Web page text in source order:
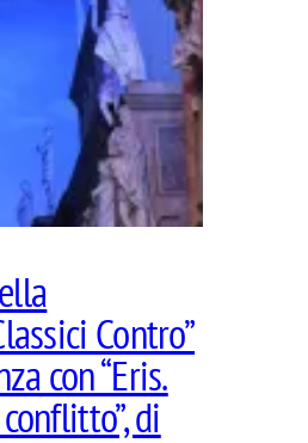
Contro”
con “Eris.
di